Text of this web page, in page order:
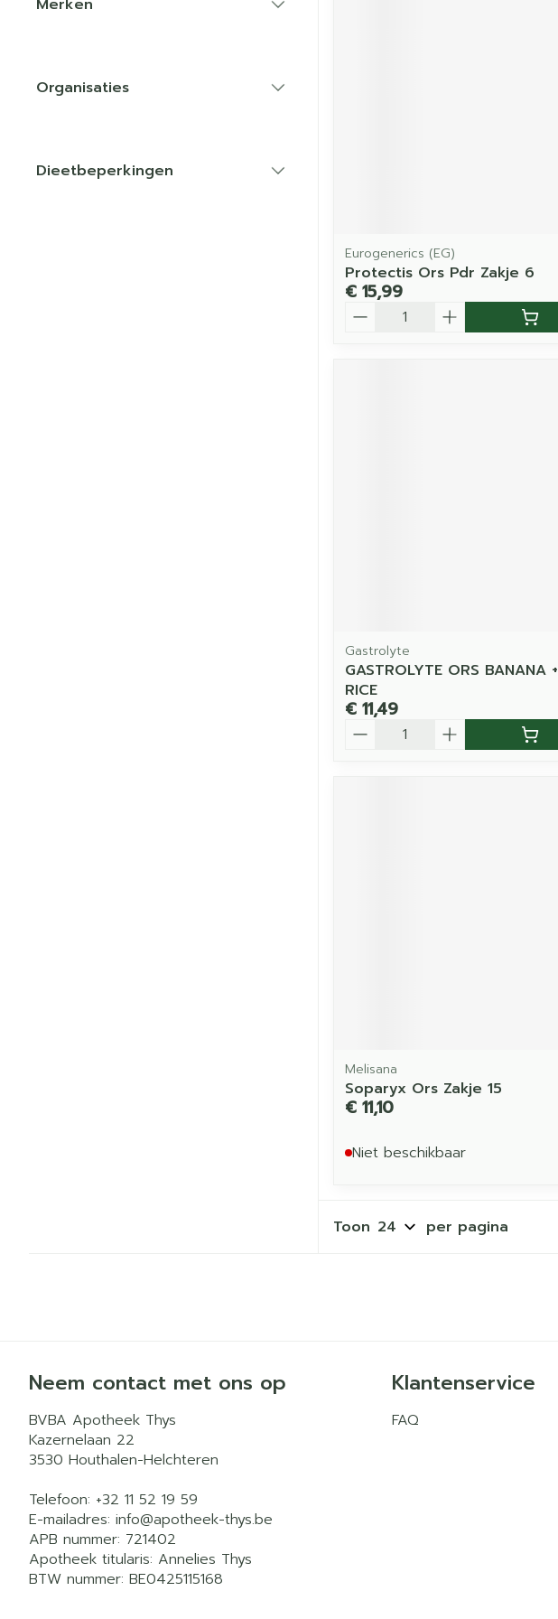
Merken
Organisaties
Dieetbeperkingen
Eurogenerics (EG)
Protectis Ors Pdr Zakje 6
€ 15,99
Gastrolyte
GASTROLYTE ORS BANANA +
RICE
€ 11,49
Melisana
Soparyx Ors Zakje 15
€ 11,10
Niet beschikbaar
Toon per pagina
Neem contact met ons op
BVBA Apotheek Thys
Kazernelaan 22
3530 Houthalen-Helchteren
Telefoon: +32 11 52 19 59
E-mailadres: info@apotheek-thys.be
APB nummer: 721402
Apotheek titularis: Annelies Thys
BTW nummer: BE0425115168
Klantenservice
FAQ